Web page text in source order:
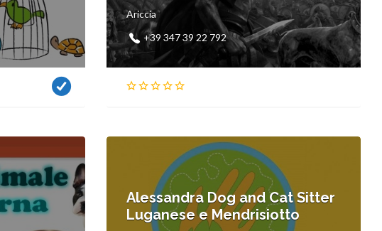
Ariccia
+39 347 39 22 792
Alessandra Dog and Cat Sitter
Luganese e Mendrisiotto